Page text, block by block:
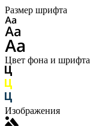
Размер шрифта
Цвет фона и шрифта
Изображения